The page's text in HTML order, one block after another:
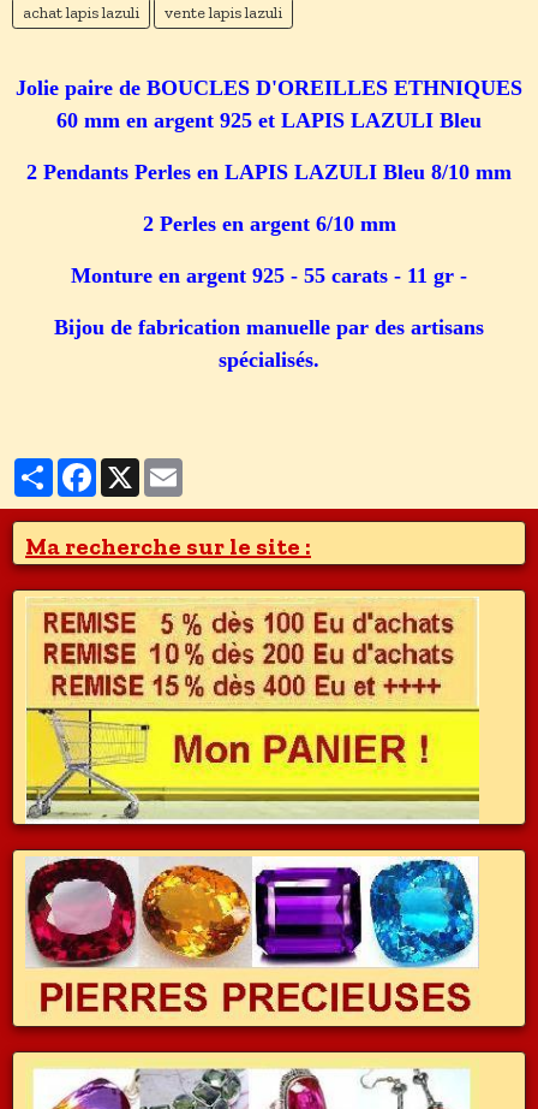
achat lapis lazuli
vente lapis lazuli
Jolie paire de BOUCLES D'OREILLES ETHNIQUES
60 mm en argent 925 et LAPIS LAZULI Bleu
2 Pendants Perles en LAPIS LAZULI Bleu 8/10 mm
2 Perles en argent 6/10 mm
Monture en argent 925 - 55 carats - 11 gr -
Bijou de fabrication manuelle par des artisans
spécialisés.
PartagerFacebook
X
Ma recherche sur le site :